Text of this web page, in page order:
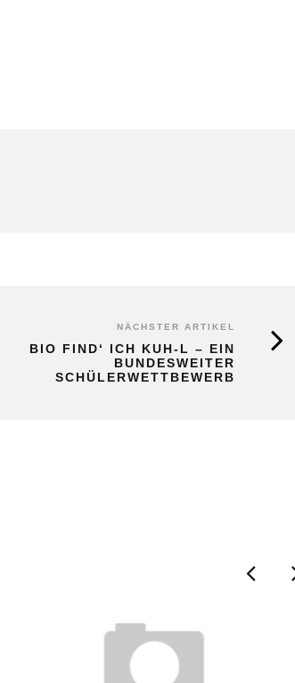
NÄCHSTER ARTIKEL
BIO FIND‘ ICH KUH-L – EIN
BUNDESWEITER
SCHÜLERWETTBEWERB